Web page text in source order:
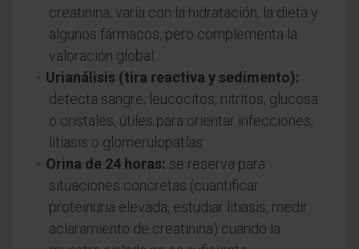
creatinina; varía con la hidratación, la dieta y
algunos fármacos, pero complementa la
valoración global.
Urianálisis (tira reactiva y sedimento):
detecta sangre, leucocitos, nitritos, glucosa
o cristales, útiles para orientar infecciones,
litiasis o glomerulopatías.
Orina de 24 horas: se reserva para
situaciones concretas (cuantificar
proteinuria elevada, estudiar litiasis, medir
aclaramiento de creatinina) cuando la